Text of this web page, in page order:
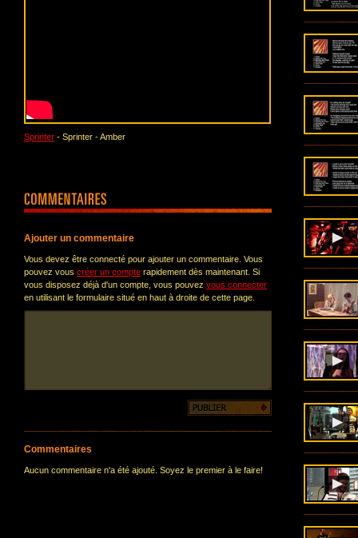
Sprinter - Sprinter - Amber
Ajouter un commentaire
Vous devez être connecté pour ajouter un commentaire. Vous
pouvez vous créer un compte rapidement dès maintenant. Si
vous disposez déjà d'un compte, vous pouvez vous connecter
en utilisant le formulaire situé en haut à droite de cette page.
Commentaires
Aucun commentaire n'a été ajouté. Soyez le premier à le faire!